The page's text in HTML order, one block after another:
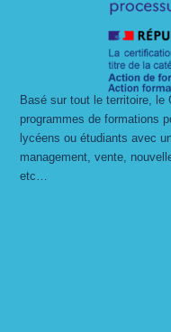
Basé sur tout le territoire, le
programmes de formations
lycéens ou étudiants avec
management, vente,
etc…